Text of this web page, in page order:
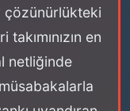
çözünürlükteki
takımınızın en
netliğinde